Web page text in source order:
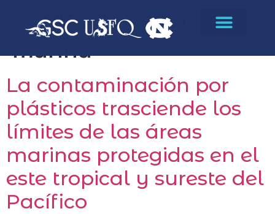
Etiqueta:basura
marina
La contaminación por
plásticos trasciende los
límites de las áreas
marinas protegidas en el
este tropical y sureste del
Pacífico